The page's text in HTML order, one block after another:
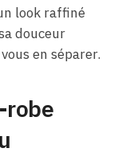
look raffiné
douceur
en séparer.
robe